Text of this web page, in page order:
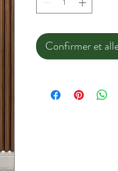
Confirmer et